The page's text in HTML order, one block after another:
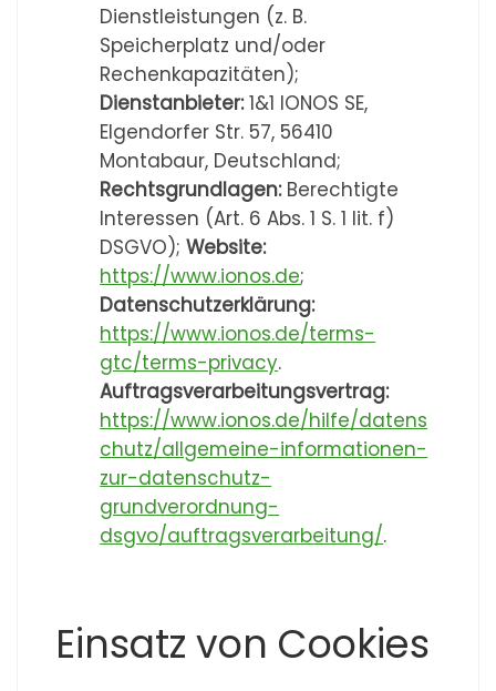
Dienstleistungen (z. B.
Speicherplatz und/oder
Rechenkapazitäten);
Dienstanbieter:1&1 IONOS SE,
Elgendorfer Str. 57, 56410
Montabaur, Deutschland;
Rechtsgrundlagen:Berechtigte
Interessen (Art. 6 Abs. 1 S. 1 lit. f)
DSGVO);Website:
https://www.ionos.de;
Datenschutzerklärung:
https://www.ionos.de/terms-
gtc/terms-privacy.
Auftragsverarbeitungsvertrag:
https://www.ionos.de/hilfe/datens
chutz/allgemeine-informationen-
zur-datenschutz-
grundverordnung-
dsgvo/auftragsverarbeitung/.
Einsatz von Cookies